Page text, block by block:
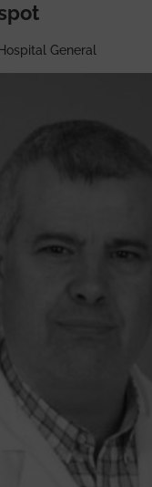
General